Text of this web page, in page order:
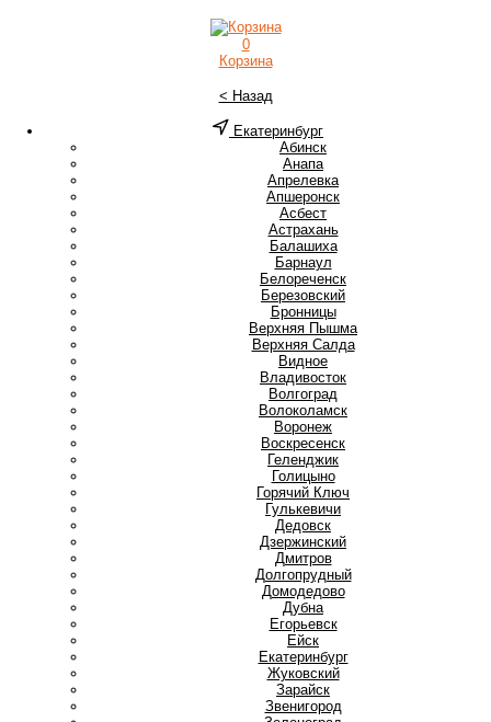
0
Корзина
< Назад
Екатеринбург
Абинск
Анапа
Апрелевка
Апшеронск
Асбест
Астрахань
Балашиха
Барнаул
Белореченск
Березовский
Бронницы
Верхняя Пышма
Верхняя Салда
Видное
Владивосток
Волгоград
Волоколамск
Воронеж
Воскресенск
Геленджик
Голицыно
Горячий Ключ
Гулькевичи
Дедовск
Дзержинский
Дмитров
Долгопрудный
Домодедово
Дубна
Егорьевск
Ейск
Екатеринбург
Жуковский
Зарайск
Звенигород